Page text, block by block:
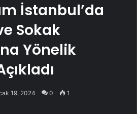
İstanbul’da
Sokak
Yönelik
19, 2024 0 1